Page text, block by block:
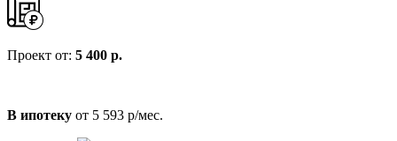
Проект от: 5 400 р.
В ипотеку от 5 593 р/мес.